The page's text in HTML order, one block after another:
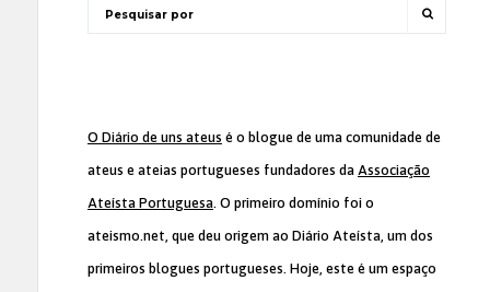
O Diário de uns ateus é o blogue de uma comunidade de
ateus e ateias portugueses fundadores da Associação
Ateísta Portuguesa. O primeiro domínio foi o
ateismo.net, que deu origem ao Diário Ateísta, um dos
primeiros blogues portugueses. Hoje, este é um espaço